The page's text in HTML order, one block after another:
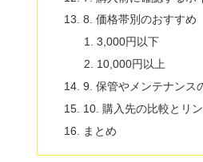
8. 価格帯別のおすすめ
3,000円以下
10,000円以上
9. 保管やメンテナンス
10. 購入先の比較とリ
まとめ